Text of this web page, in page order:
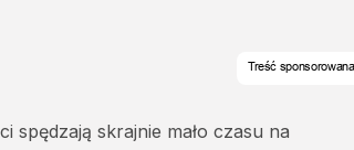
spędzają skrajnie mało czasu na